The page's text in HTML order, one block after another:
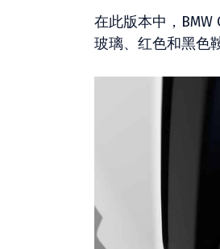
在此版本中，
玻璃、红色和黑色